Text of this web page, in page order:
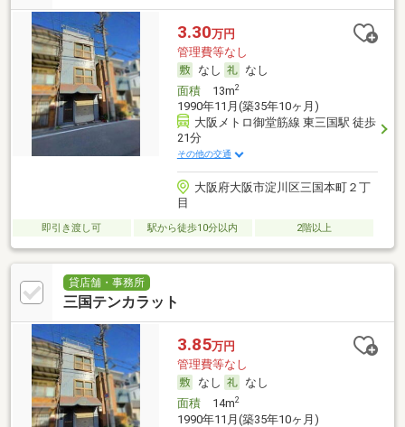
3.30万円
管理費等なし
なし
なし
面積13m2
1990年11月(築35年10ヶ月)
大阪メトロ御堂筋線 東三国駅 徒歩
21分
その他の交通
大阪府大阪市淀川区三国本町２丁
目
即引き渡し可 駅から徒歩10分以内 2階以上
貸店舗・事務所
三国テンカラット
3.85万円
管理費等なし
なし
なし
面積14m2
1990年11月(築35年10ヶ月)